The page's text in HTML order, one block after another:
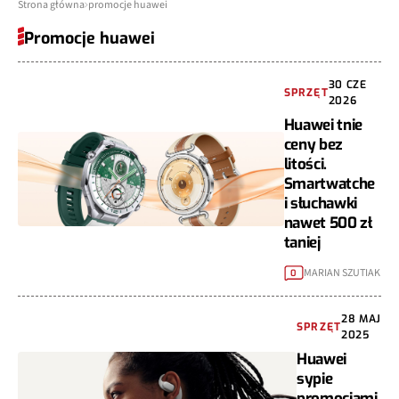
Strona główna promocje huawei
Promocje huawei
SPRZĘT
30 CZE
2026
Huawei tnie
ceny bez
litości.
Smartwatche
i słuchawki
nawet 500 zł
taniej
0 MARIAN SZUTIAK
SPRZĘT
28 MAJ
2025
Huawei
sypie